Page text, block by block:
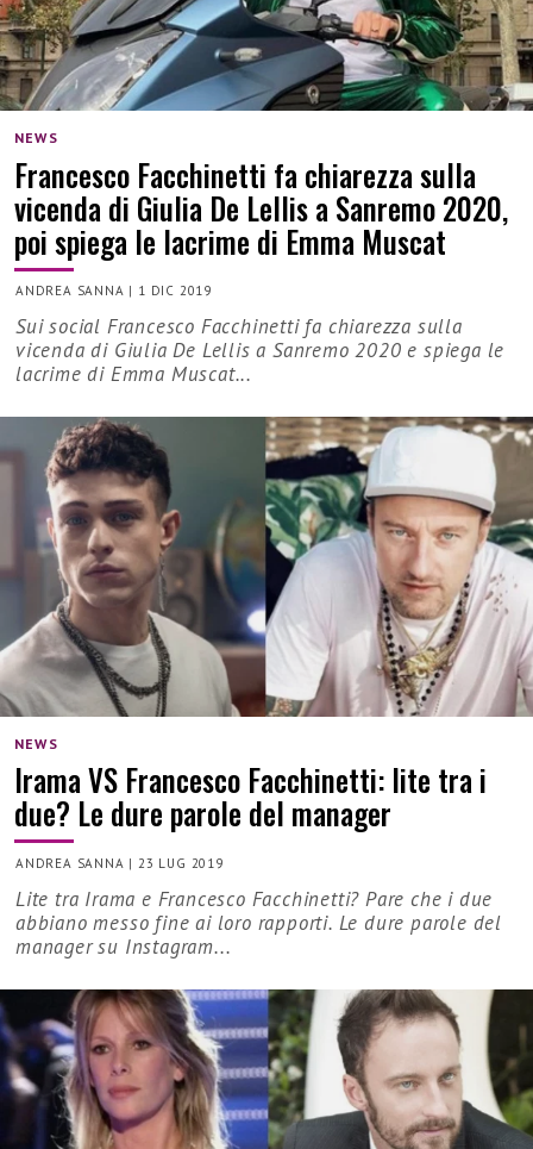
NEWS
Francesco Facchinetti fa chiarezza sulla
vicenda di Giulia De Lellis a Sanremo 2020,
poi spiega le lacrime di Emma Muscat
ANDREA SANNA | 1 DIC 2019
Sui social Francesco Facchinetti fa chiarezza sulla
vicenda di Giulia De Lellis a Sanremo 2020 e spiega le
lacrime di Emma Muscat...
NEWS
Irama VS Francesco Facchinetti: lite tra i
due? Le dure parole del manager
ANDREA SANNA |23 LUG 2019
Lite tra Irama e Francesco Facchinetti? Pare che i due
abbiano messo fine ai loro rapporti. Le dure parole del
manager su Instagram...